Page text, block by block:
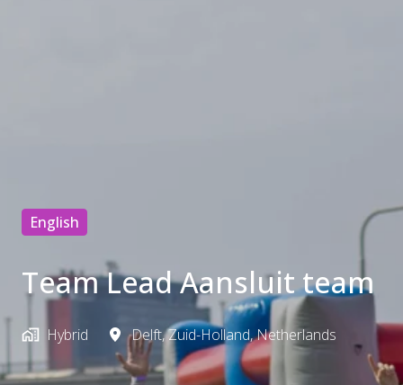
English
Team Lead Aansluit team
Hybrid Delft,Zuid-Holland,Netherlands